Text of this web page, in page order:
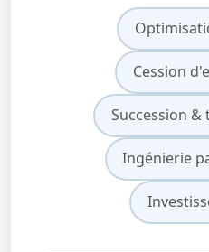
Cession
Succession
Ingénierie